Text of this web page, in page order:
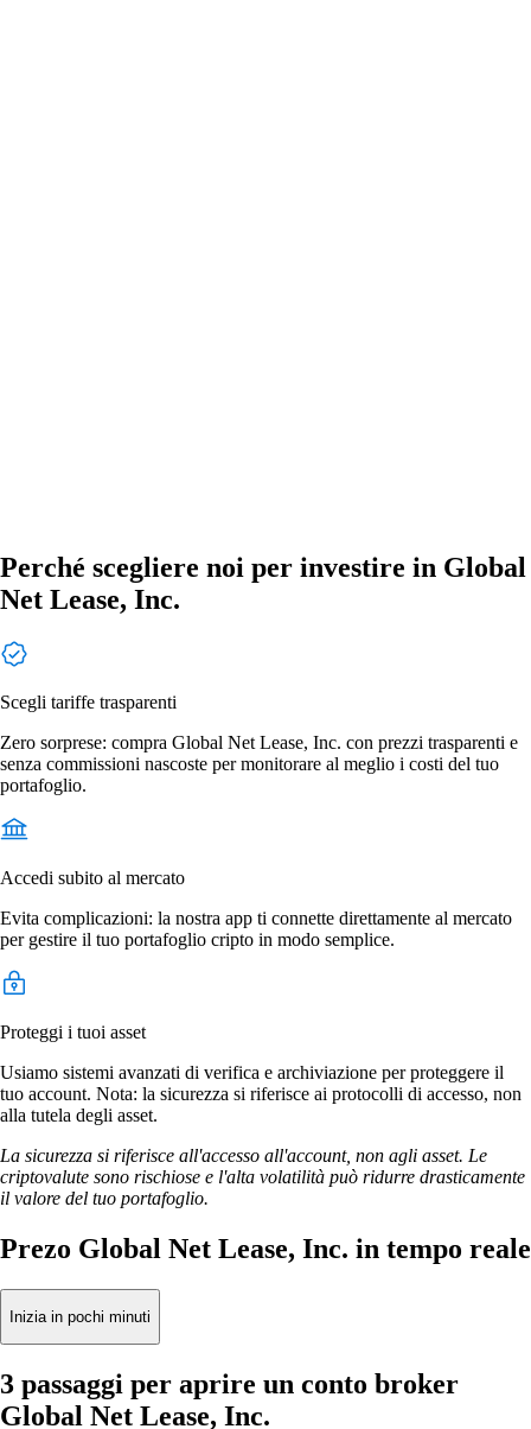
Perché scegliere noi per investire in Global
Net Lease, Inc.
Scegli tariffe trasparenti
Zero sorprese: compra Global Net Lease, Inc. con prezzi trasparenti e
senza commissioni nascoste per monitorare al meglio i costi del tuo
portafoglio.
Accedi subito al mercato
Evita complicazioni: la nostra app ti connette direttamente al mercato
per gestire il tuo portafoglio cripto in modo semplice.
Proteggi i tuoi asset
Usiamo sistemi avanzati di verifica e archiviazione per proteggere il
tuo account. Nota: la sicurezza si riferisce ai protocolli di accesso, non
alla tutela degli asset.
La sicurezza si riferisce all'accesso all'account, non agli asset. Le
criptovalute sono rischiose e l'alta volatilità può ridurre drasticamente
il valore del tuo portafoglio.
Prezo Global Net Lease, Inc. in tempo reale
Inizia in pochi minuti
3 passaggi per aprire un conto broker
Global Net Lease, Inc.